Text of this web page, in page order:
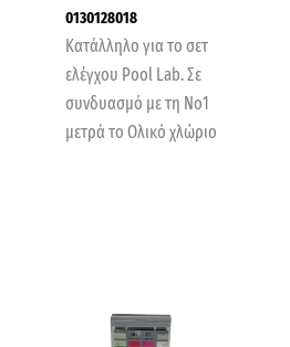
0130128018
Κατάλληλο για το σετ
ελέγχου Pool Lab. Σε
συνδυασμό με τη Νο1
μετρά το Ολικό χλώριο